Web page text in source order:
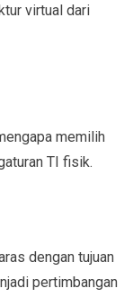
virtual dari
memilih
TI fisik.
dengan tujuan
pertimbangan